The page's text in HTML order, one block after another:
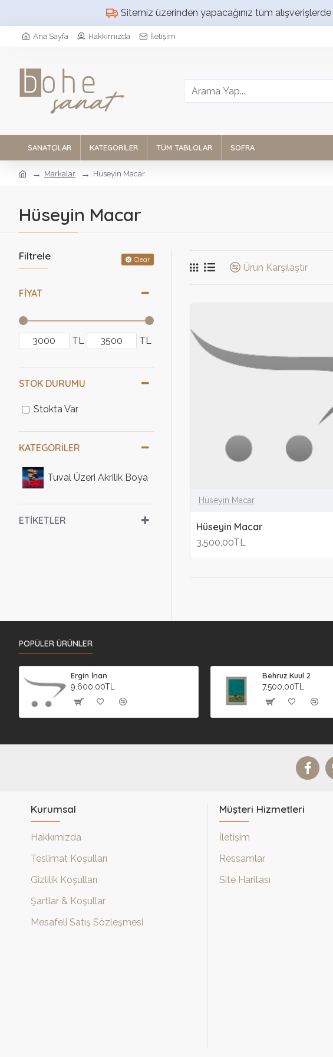
Sitemiz üzerinden yapacağınız tüm alışverişlerde
Ana Sayfa Hakkımızda İletişim
SANATÇILAR KATEGORILER TÜM TABLOLAR SOFRA
Markalar Hüseyin Macar
Hüseyin Macar
Filtrele Clear
FIYAT
TL TL
KATEGORILER
Tuval Üzeri Akrilik Boya
ETIKETLER
STOK DURUMU
Stokta Var
Ürün Karşılaştır
Hüseyin Macar
Hüseyin Macar
3.500,00TL
POPÜLER ÜRÜNLER
Ergin İnan
9.600,00TL
Behruz Kuul 2
7.500,00TL
Kurumsal
Hakkımızda
Teslimat Koşulları
Gizlilik Koşulları
Şartlar & Koşullar
Mesafeli Satış Sözleşmesi
Müşteri Hizmetleri
İletişim
Ressamlar
Site Haritası